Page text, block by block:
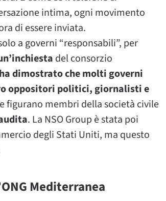
intima, ogni movimento
di essere inviata.
a governi “responsabili”, per
del consorzio
ha dimostrato che molti governi
oppositori politici, giornalisti e
figurano membri della società civile
. La NSO Group è stata poi
degli Stati Uniti, ma questo
Mediterranea